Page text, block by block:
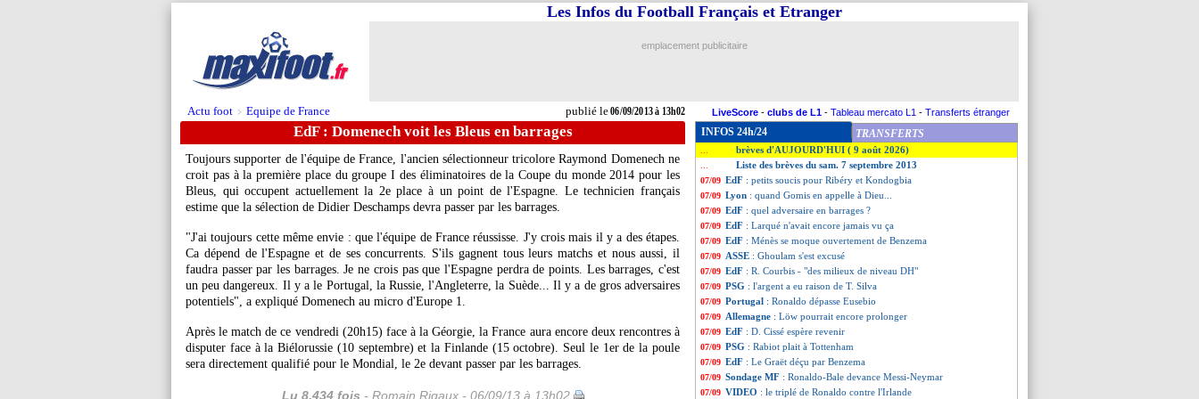
Actu foot > Equipe de France publié le06/09/2013 à 13h02
Les Infos du Football Français et Etranger
emplacement publicitaire
LiveScore - clubs de L1 - Tableau mercato L1 - Transferts étranger
EdF : Domenech voit les Bleus en barrages
Toujours supporter de l'équipe de France, l'ancien sélectionneur tricolore Raymond Domenech ne
croit pas à la première place du groupe I des éliminatoires de la Coupe du monde 2014 pour les
Bleus, qui occupent actuellement la 2e place à un point de l'Espagne. Le technicien français
estime que la sélection de Didier Deschamps devra passer par les barrages.
"J'ai toujours cette même envie : que l'équipe de France réussisse. J'y crois mais il y a des étapes.
Ca dépend de l'Espagne et de ses concurrents. S'ils gagnent tous leurs matchs et nous aussi, il
faudra passer par les barrages. Je ne crois pas que l'Espagne perdra de points. Les barrages, c'est
un peu dangereux. Il y a le Portugal, la Russie, l'Angleterre, la Suède... Il y a de gros adversaires
potentiels", a expliqué Domenech au micro d'Europe 1.
Après le match de ce vendredi (20h15) face à la Géorgie, la France aura encore deux rencontres à
disputer face à la Biélorussie (10 septembre) et la Finlande (15 octobre). Seul le 1er de la poule
sera directement qualifié pour le Mondial, le 2e devant passer par les barrages.
Lu 8.434 fois - Romain Rigaux - 06/09/13 à 13h02
INFOS 24h/24 TRANSFERTS
brèves d'AUJOURD'HUI ( 9 août 2026)
Liste des brèves du sam. 7 septembre 2013
07/09 EdF : petits soucis pour Ribéry et Kondogbia
07/09 Lyon : quand Gomis en appelle à Dieu...
07/09 EdF : quel adversaire en barrages ?
07/09 EdF : Larqué n'avait encore jamais vu ça
07/09 EdF : Ménès se moque ouvertement de Benzema
07/09 ASSE : Ghoulam s'est excusé
07/09 EdF : R. Courbis - "des milieux de niveau DH"
07/09 PSG : l'argent a eu raison de T. Silva
07/09 Portugal : Ronaldo dépasse Eusebio
07/09 Allemagne : Löw pourrait encore prolonger
07/09 EdF : D. Cissé espère revenir
07/09 PSG : Rabiot plait à Tottenham
07/09 EdF : Le Graët déçu par Benzema
07/09 Sondage MF : Ronaldo-Bale devance Messi-Neymar
07/09 VIDEO : le triplé de Ronaldo contre l'Irlande